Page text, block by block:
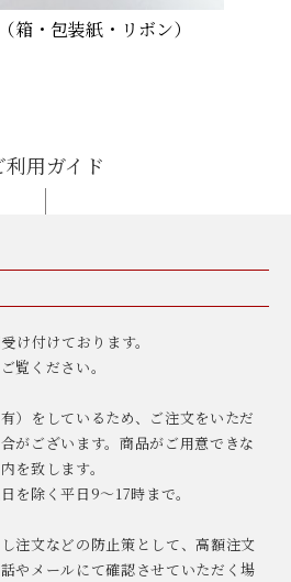
箱・包装紙・リボン）
利用ガイド
け付けております。
覧ください。
）をしているため、ご注文をいただ
がございます。商品がご用意できな
を致します。
を除く平日9〜17時まで。
注文などの防止策として、高額注文
やメールにて確認させていただく場